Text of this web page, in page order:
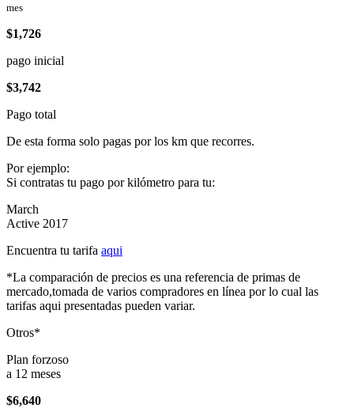
mes
$1,726
pago inicial
$3,742
Pago total
De esta forma solo pagas por los km que recorres.
Por ejemplo:
Si contratas tu pago por kilómetro para tu:
March
Active 2017
Encuentra tu tarifa aqui
*La comparación de precios es una referencia de primas de
mercado,tomada de varios compradores en línea por lo cual las
tarifas aqui presentadas pueden variar.
Otros*
Plan forzoso
a 12 meses
$6,640